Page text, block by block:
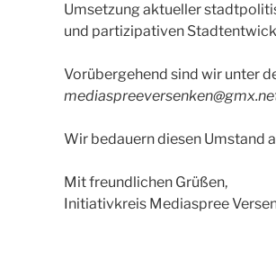
Umsetzung aktueller
und partizipativen
Vorübergehend sind wir unter
Wir bedauern diesen Umstand
Mit freundlichen Grüßen,
Initiativkreis Mediaspree